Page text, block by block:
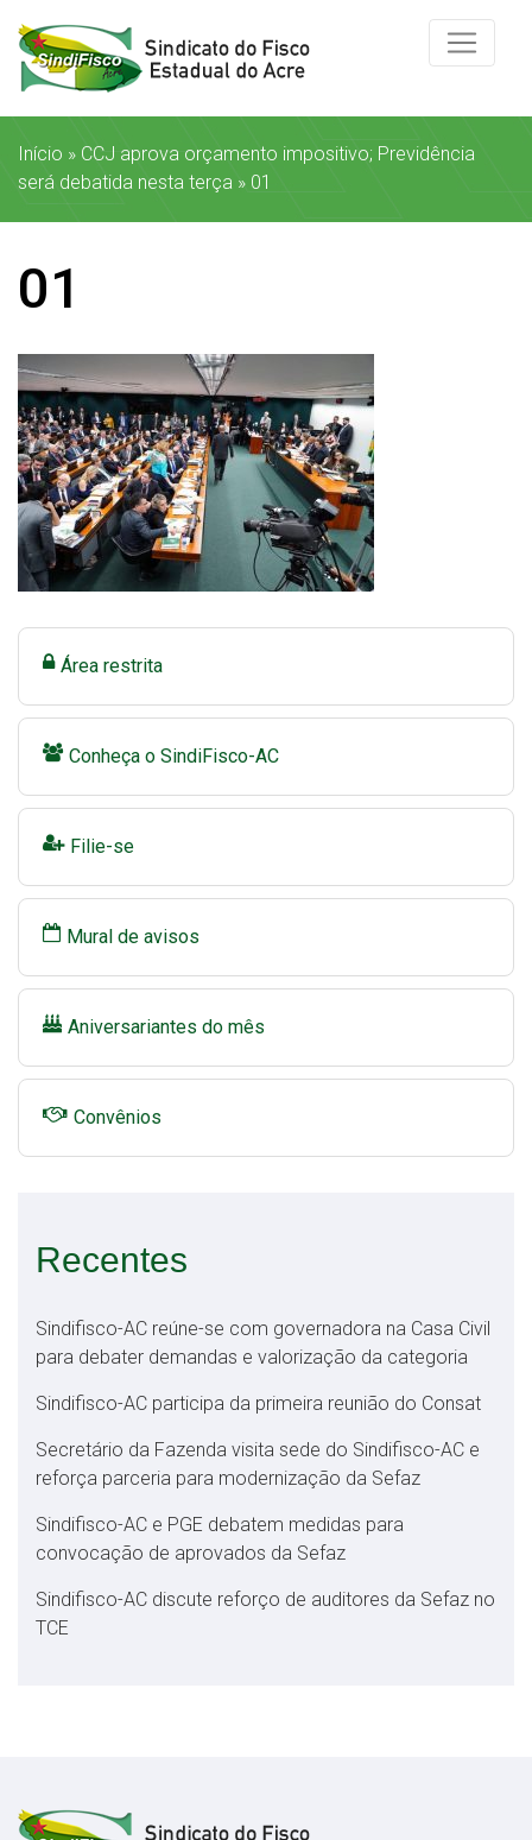
Início » CCJ aprova orçamento impositivo; Previdência
será debatida nesta terça » 01
01
Área restrita
Conheça o SindiFisco-AC
Filie-se
Mural de avisos
Aniversariantes do mês
Convênios
Recentes
Sindifisco-AC reúne-se com governadora na Casa Civil
para debater demandas e valorização da categoria
Sindifisco-AC participa da primeira reunião do Consat
Secretário da Fazenda visita sede do Sindifisco-AC e
reforça parceria para modernização da Sefaz
Sindifisco-AC e PGE debatem medidas para
convocação de aprovados da Sefaz
Sindifisco-AC discute reforço de auditores da Sefaz no
TCE